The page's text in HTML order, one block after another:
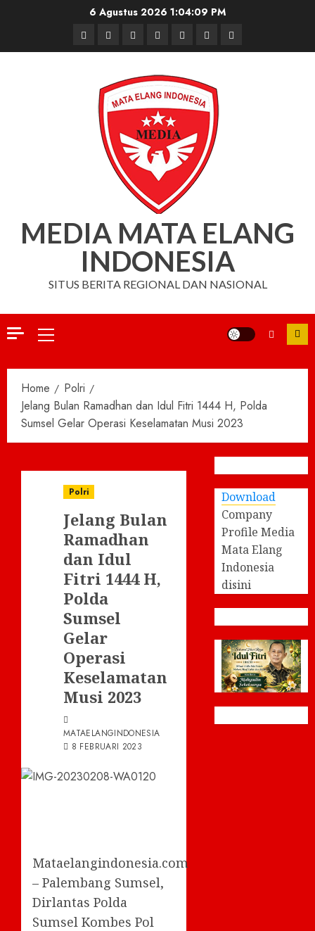
6 Agustus 2026 1:04:09 PM
BerandaNasionalDaerahHukum
dan
Kriminal
Pendidikan
Box
Redaksi
Iklan
MEDIA MATA ELANG
INDONESIA
SITUS BERITA REGIONAL DAN NASIONAL
Primary
Home
Polri
Jelang Bulan Ramadhan dan Idul Fitri 1444 H, Polda
Sumsel Gelar Operasi Keselamatan Musi 2023
Polri
Jelang Bulan
Ramadhan
dan Idul
Fitri 1444 H,
Polda
Sumsel
Gelar
Operasi
Keselamatan
Musi 2023
MATAELANGINDONESIA
8 FEBRUARI 2023
Mataelangindonesia.com
– Palembang Sumsel,
Dirlantas Polda
Sumsel Kombes Pol
Download
Company
Profile Media
Mata Elang
Indonesia
disini